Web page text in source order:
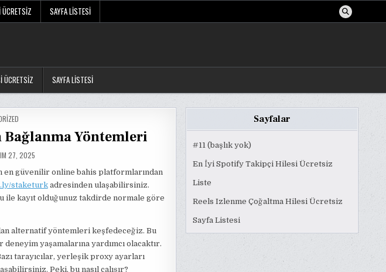
ÜCRETSIZ SAYFA LISTESI
ÜCRETSIZ SAYFA LISTESI
Bağlanma Yöntemleri
27, 2025
en güvenilir online bahis platformlarından
staketurkadresinden ulaşabilirsiniz.
ile kayıt olduğunuz takdirde normale göre
alternatif yöntemleri keşfedeceğiz. Bu
yaşamalarına yardımcı olacaktır.
tarayıcılar, yerleşik proxy ayarları
Peki, bu nasıl çalışır?
Sayfalar
#11 (başlık yok)
En İyi Spotify Takipçi Hilesi Ücretsiz
Liste
Reels Izlenme Çoğaltma Hilesi Ücretsiz
Sayfa Listesi